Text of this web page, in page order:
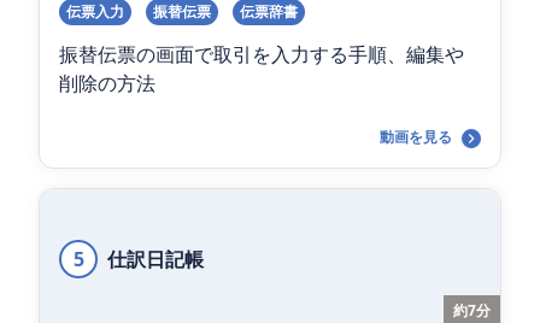
伝票入力 振替伝票 伝票辞書
振替伝票の画面で取引を入力する手順、編集や
削除の方法
動画を見る
5 仕訳日記帳
約7分